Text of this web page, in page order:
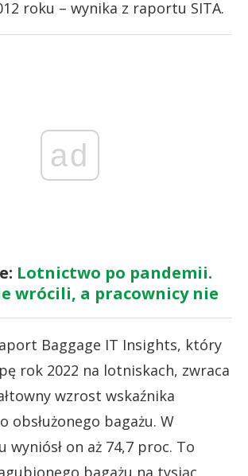
roku – wynika z raportu SITA.
ad
Lotnictwo po pandemii.
wrócili, a pracownicy nie
Baggage IT Insights, który
rok 2022 na lotniskach, zwraca
wzrost wskaźnika
obsłużonego bagażu. W
wyniósł on aż 74,7 proc. To
bagażu na tysiąc